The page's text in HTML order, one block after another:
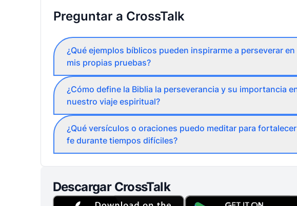
Preguntar a CrossTalk
¿Qué ejemplos bíblicos pueden inspirarme a perseverar en
mis propias pruebas?
¿Cómo define la Biblia la perseverancia y su importancia
nuestro viaje espiritual?
¿Qué versículos o oraciones puedo meditar para
fe durante tiempos difíciles?
Descargar CrossTalk